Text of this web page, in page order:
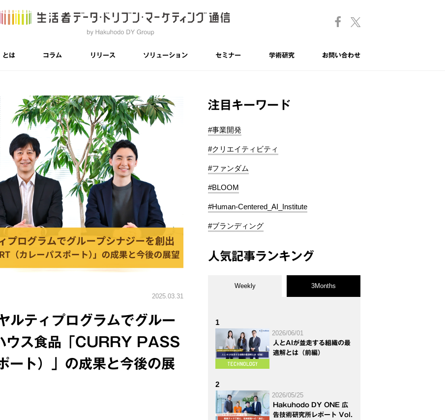
とは コラム リリース ソリューション セミナー 学術研究 お問い合わせ
2025.03.31
ルティプログラムでグルー
ウス食品「CURRY PASS
ート）」の成果と今後の展
注目キーワード
#事業開発
#クリエイティビティ
#ファンダム
#BLOOM
#Human-Centered_AI_Institute
#ブランディング
人気記事ランキング
Weekly 3Months
1
2026/06/01
人とAIが並走する組織の最
適解とは（前編）
2
2026/05/25
Hakuhodo DY ONE 広
告技術研究所レポート Vol.